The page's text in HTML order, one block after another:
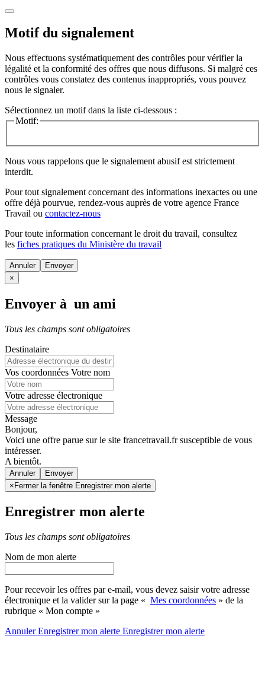
Motif du signalement
Nous effectuons systématiquement des contrôles pour vérifier la
légalité et la conformité des offres que nous diffusons. Si malgré ces
contrôles vous constatez des contenus inappropriés, vous pouvez
nous le signaler.
Sélectionnez un motif dans la liste ci-dessous :
Motif:
Nous vous rappelons que le signalement abusif est strictement
interdit.
Pour tout signalement concernant des informations inexactes ou une
offre déjà pourvue, rendez-vous auprès de votre agence France
Travail ou contactez-nous
Pour toute information concernant le droit du travail, consultez
les fiches pratiques du Ministère du travail
Annuler
×
Envoyer à un ami
Tous les champs sont obligatoires
Destinataire
Vos coordonnées Votre nom
Votre adresse électronique
Message
Bonjour,
Voici une offre parue sur le site francetravail.fr susceptible de vous
intéresser.
A bientôt.
Annuler
× Fermer la fenêtre Enregistrer mon alerte
Enregistrer mon alerte
Tous les champs sont obligatoires
Nom de mon alerte
Pour recevoir les offres par e-mail, vous devez saisir votre adresse
électronique et la valider sur la page « Mes coordonnées » de la
rubrique « Mon compte »
AnnulerEnregistrer mon alerte Enregistrermon alerte